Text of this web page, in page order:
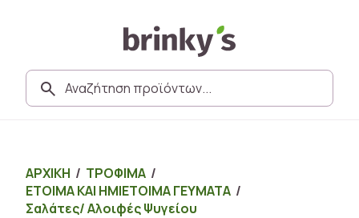
ΑΡΧΙΚΗ / ΤΡΟΦΙΜΑ /
ΕΤΟΙΜΑ ΚΑΙ ΗΜΙΕΤΟΙΜΑ ΓΕΥΜΑΤΑ /
Σαλάτες/ Αλοιφές Ψυγείου